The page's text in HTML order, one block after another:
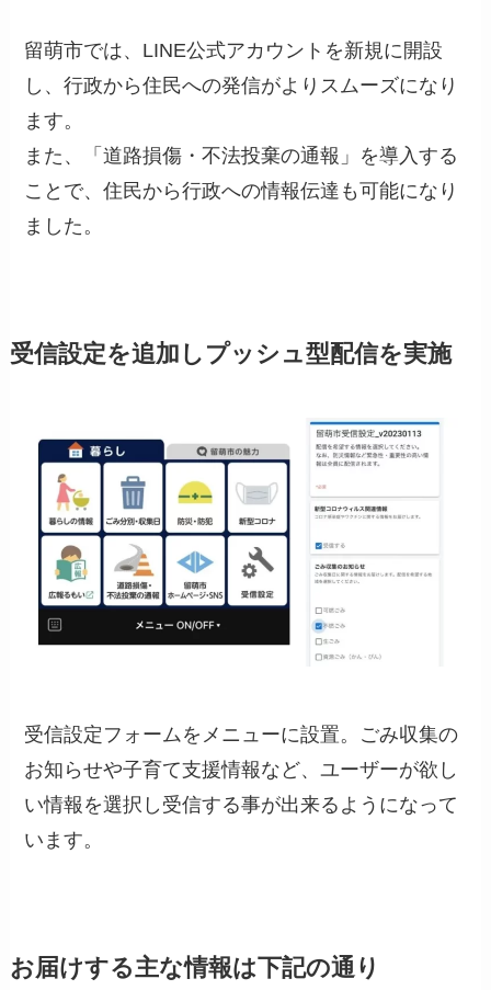
留萌市では、LINE公式アカウントを新規に開設
し、行政から住民への発信がよりスムーズになり
ます。
また、「道路損傷・不法投棄の通報」を導入する
ことで、住民から行政への情報伝達も可能になり
ました。
受信設定を追加しプッシュ型配信を実施
受信設定フォームをメニューに設置。ごみ収集の
お知らせや子育て支援情報など、ユーザーが欲し
い情報を選択し受信する事が出来るようになって
います。
お届けする主な情報は下記の通り